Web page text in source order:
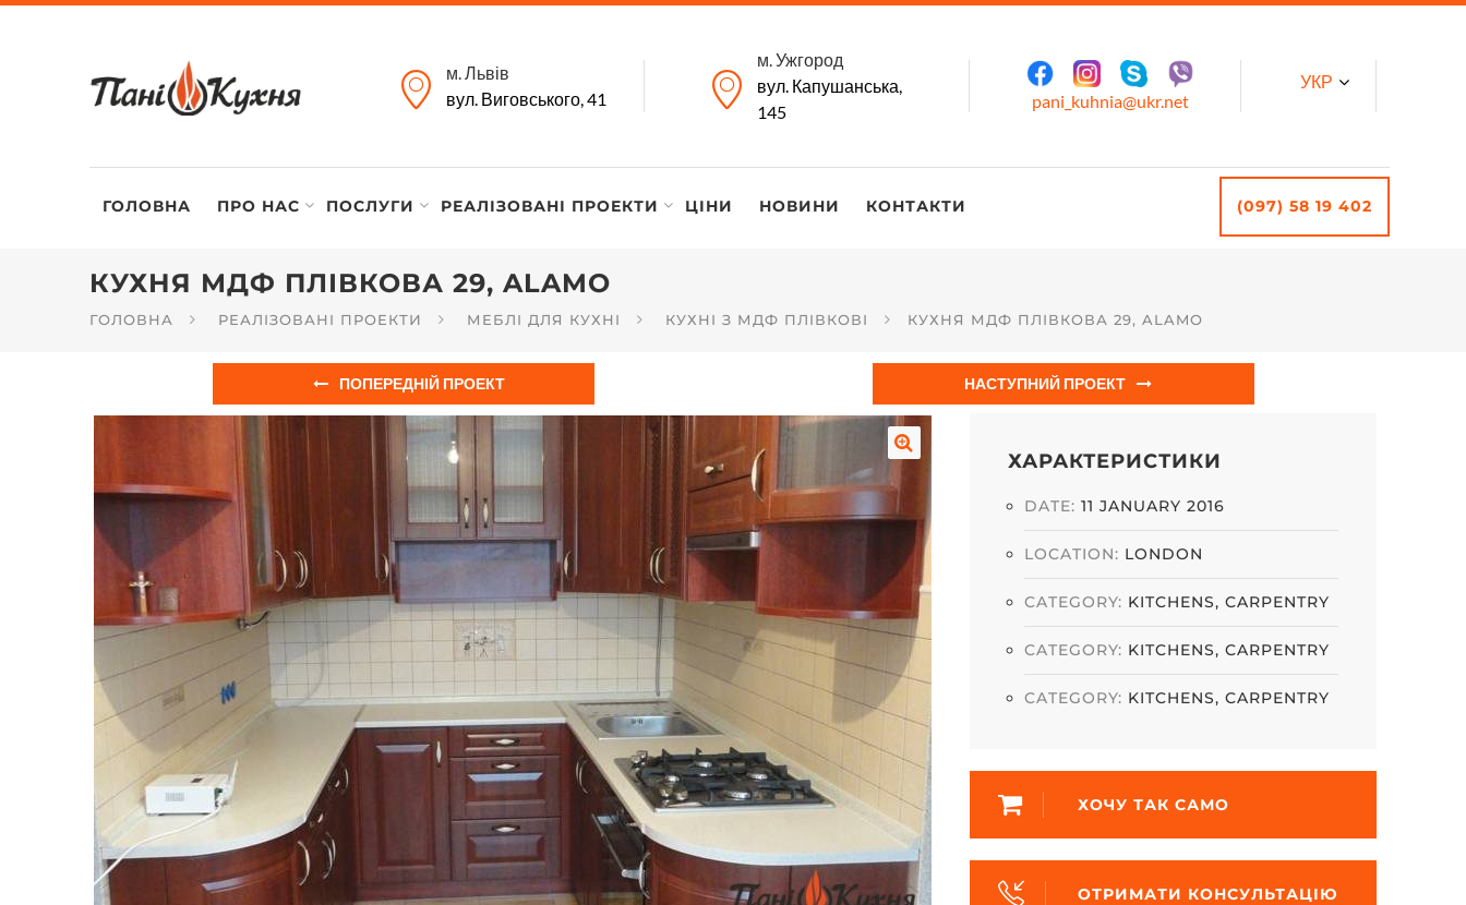
м. Львів
вул. Виговського, 41
м. Ужгород
вул. Капушанська,
145
pani_kuhnia@ukr.net
УКР
ГОЛОВНА ПРО НАС ПОСЛУГИ РЕАЛІЗОВАНІ ПРОЕКТИ ЦІНИ НОВИНИ КОНТАКТИ (097) 58 19 402
КУХНЯ МДФ ПЛІВКОВА 29, ALAMO
ГОЛОВНА РЕАЛІЗОВАНІ ПРОЕКТИ МЕБЛІ ДЛЯ КУХНІ КУХНІ З МДФ ПЛІВКОВІ КУХНЯ МДФ ПЛІВКОВА 29, ALAMO
ПОПЕРЕДНІЙ ПРОЕКТ НАСТУПНИЙ ПРОЕКТ
ХАРАКТЕРИСТИКИ
DATE: 11 JANUARY 2016
LOCATION: LONDON
CATEGORY: KITCHENS, CARPENTRY
CATEGORY: KITCHENS, CARPENTRY
CATEGORY: KITCHENS, CARPENTRY
ХОЧУ ТАК САМО
ОТРИМАТИ КОНСУЛЬТАЦІЮ